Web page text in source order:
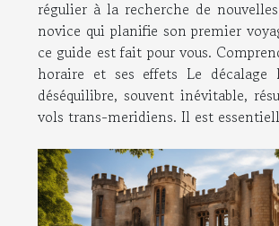
régulier à la recherche de
novice qui planifie son premier
ce guide est fait pour vous.
horaire et ses effets Le décalage
déséquilibre, souvent inévitable,
vols trans-meridiens. Il est